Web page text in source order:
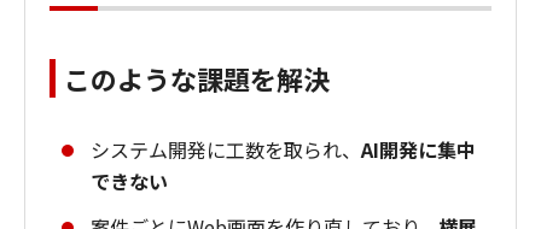
このような課題を解決
システム開発に工数を取られ、 AI開発に集中
できない